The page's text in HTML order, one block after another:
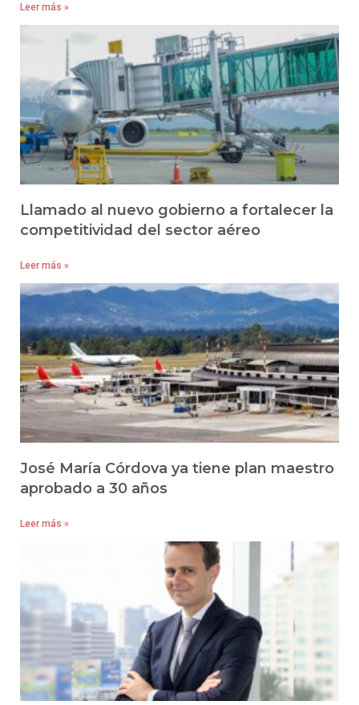
Leer más »
Llamado al nuevo gobierno a fortalecer la
competitividad del sector aéreo
Leer más »
José María Córdova ya tiene plan maestro
aprobado a 30 años
Leer más »